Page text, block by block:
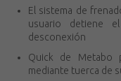
El sistema de
usuario detiene
desconexión
Quick de Metabo
mediante tuerca de